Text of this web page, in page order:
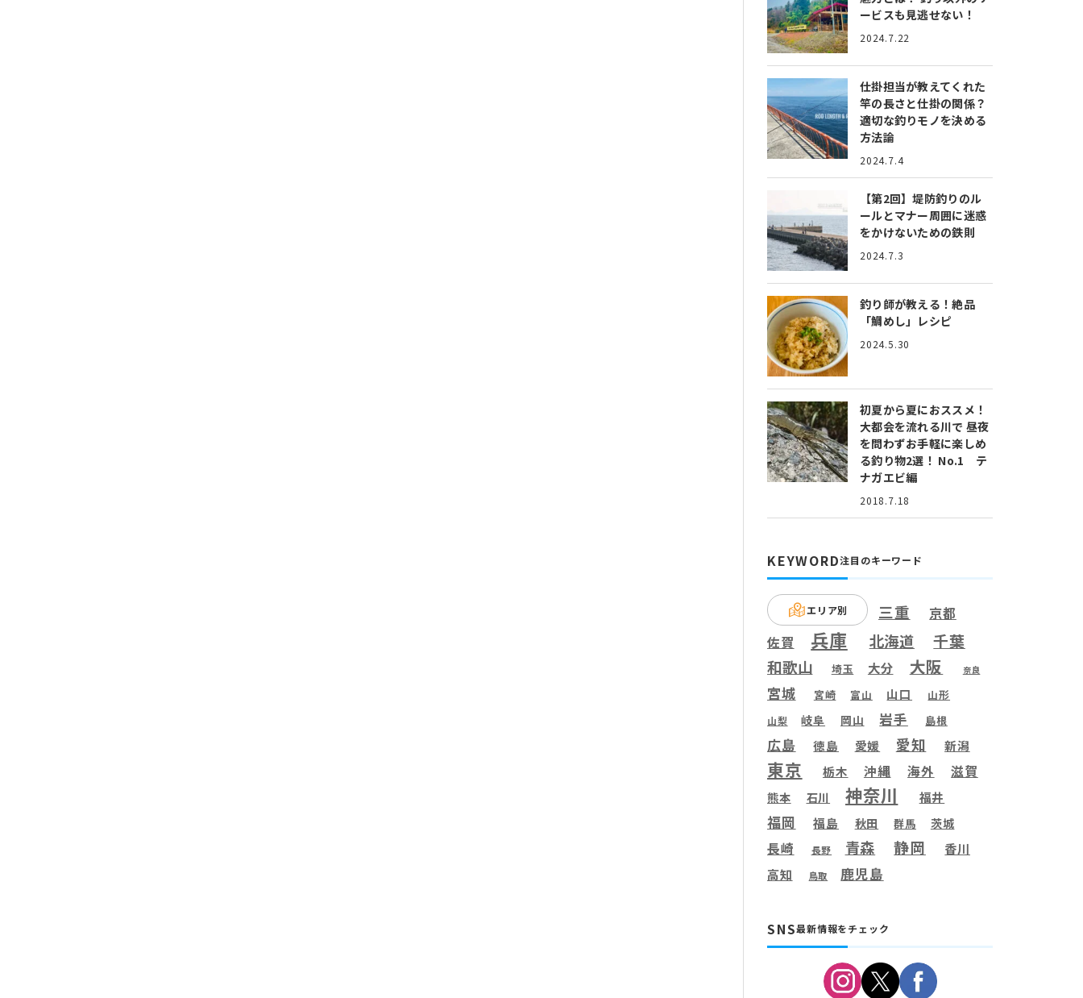
ービスも見逃せない！
2024.7.22
仕掛担当が教えてくれた
竿の長さと仕掛の関係？
適切な釣りモノを決める
方法論
2024.7.4
【第2回】堤防釣りのル
ールとマナー周囲に迷惑
をかけないための鉄則
2024.7.3
釣り師が教える！絶品
「鯛めし」レシピ
2024.5.30
初夏から夏におススメ！
大都会を流れる川で 昼夜
を問わずお手軽に楽しめ
る釣り物2選！ No.1 テ
ナガエビ編
2018.7.18
KEYWORD注目のキーワード
エリア別 三重 京都
佐賀 兵庫 北海道 千葉
和歌山 埼玉 大分 大阪 奈良
宮城 宮崎 富山 山口 山形
山梨 岐阜 岡山 岩手 島根
広島 徳島 愛媛 愛知 新潟
東京 栃木 沖縄 海外 滋賀
熊本 石川 神奈川 福井
福岡 福島 秋田 群馬 茨城
長崎 長野 青森 静岡 香川
高知 鳥取 鹿児島
SNS最新情報をチェック